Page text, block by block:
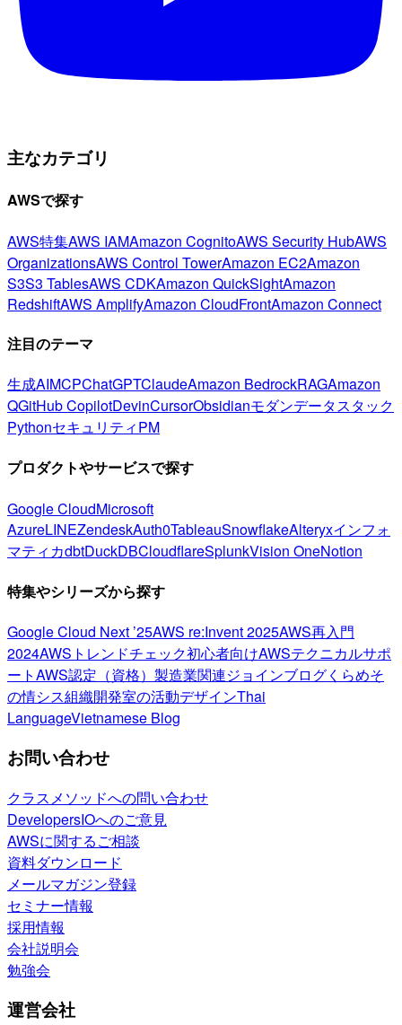
主なカテゴリ
AWSで探す
AWS特集AWS IAMAmazon CognitoAWS Security HubAWS
OrganizationsAWS Control TowerAmazon EC2Amazon
S3S3 TablesAWS CDKAmazon QuickSightAmazon
RedshiftAWS AmplifyAmazon CloudFrontAmazon Connect
注目のテーマ
生成AIMCPChatGPTClaudeAmazon BedrockRAGAmazon
QGitHub CopilotDevinCursorObsidianモダンデータスタック
PythonセキュリティPM
プロダクトやサービスで探す
Google CloudMicrosoft
AzureLINEZendeskAuth0TableauSnowflakeAlteryxインフォ
マティカdbtDuckDBCloudflareSplunkVision OneNotion
特集やシリーズから探す
Google Cloud Next ’25AWS re:Invent 2025AWS再入門
2024AWSトレンドチェック初心者向けAWSテクニカルサポ
ートAWS認定（資格） 製造業関連ジョインブログくらめそ
の情シス組織開発室の活動デザインThai
LanguageVietnamese Blog
お問い合わせ
クラスメソッドへの問い合わせ
DevelopersIOへのご意見
AWSに関するご相談
資料ダウンロード
メールマガジン登録
セミナー情報
採用情報
会社説明会
勉強会
運営会社